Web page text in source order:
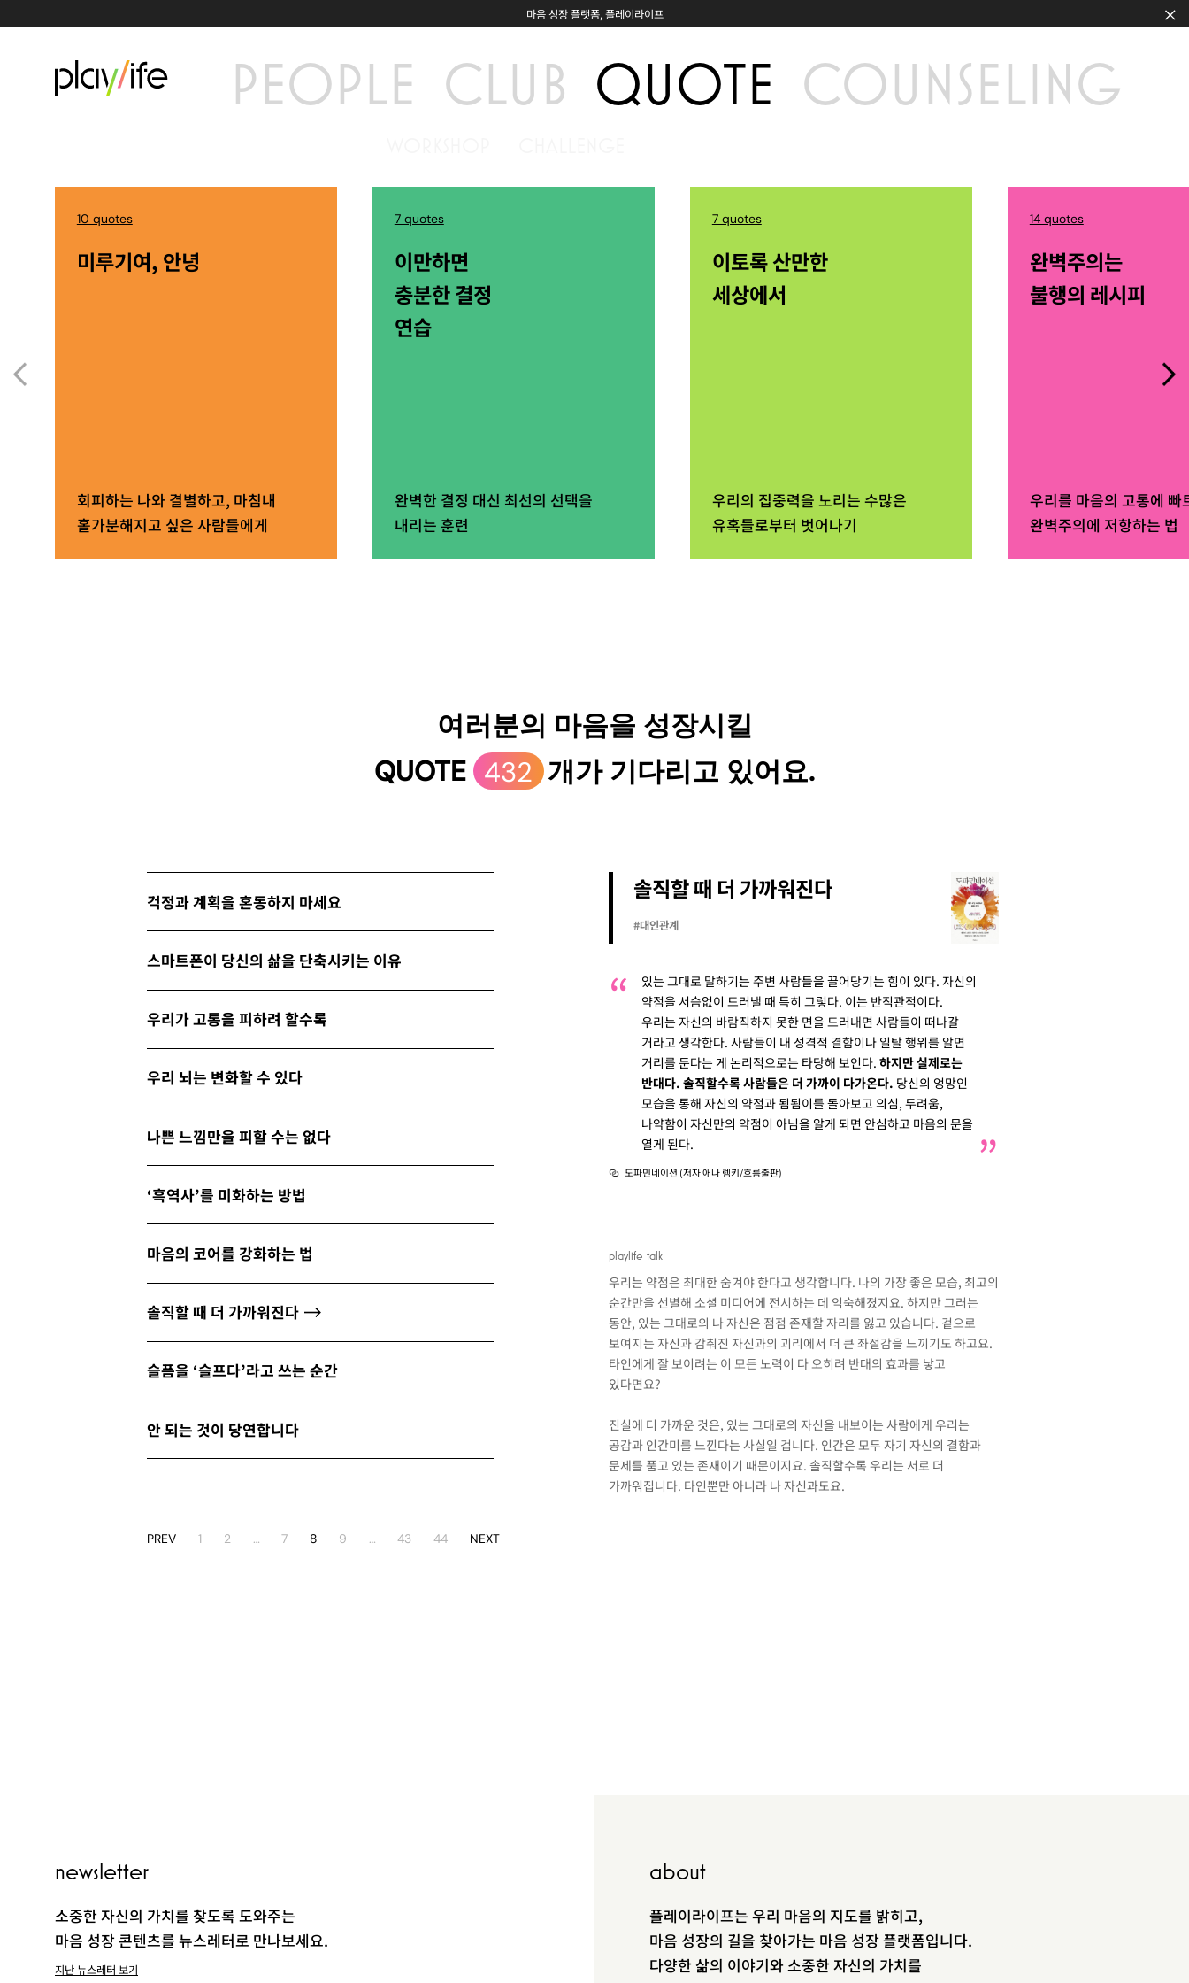
마음 성장 플랫폼, 플레이라이프
PEOPLE CLUB QUOTE COUNSELING
PEOPLE
CLUB
newsletter
소중한 자신의 가치를 찾도록 도와주는
10 quotes
미루기여, 안녕
회피하는 나와 결별하고, 마침내
홀가분해지고 싶은 사람들에게
7 quotes
이만하면
충분한 결정
연습
완벽한 결정 대신 최선의 선택을
내리는 훈련
7 quotes
이토록 산만한
세상에서
우리의 집중력을 노리는 수많은
유혹들로부터 벗어나기
14 quotes
완벽주의는
불행의 레시피
우리를 마음의 고통에 빠
완벽주의에 저항하는 법
여러분의 마음을 성장시킬
QUOTE 432 개가 기다리고 있어요.
걱정과 계획을 혼동하지 마세요
스마트폰이 당신의 삶을 단축시키는 이유
우리가 고통을 피하려 할수록
우리 뇌는 변화할 수 있다
나쁜 느낌만을 피할 수는 없다
‘흑역사’를 미화하는 방법
마음의 코어를 강화하는 법
솔직할 때 더 가까워진다
슬픔을 ‘슬프다’라고 쓰는 순간
안 되는 것이 당연합니다
솔직할 때 더 가까워진다
#대인관계
있는 그대로 말하기는 주변 사람들을 끌어당기는 힘이 있다. 자신의
약점을 서슴없이 드러낼 때 특히 그렇다. 이는 반직관적이다.
우리는 자신의 바람직하지 못한 면을 드러내면 사람들이 떠나갈
거라고 생각한다. 사람들이 내 성격적 결함이나 일탈 행위를 알면
거리를 둔다는 게 논리적으로는 타당해 보인다. 하지만 실제로는
반대다. 솔직할수록 사람들은 더 가까이 다가온다. 당신의 엉망인
모습을 통해 자신의 약점과 됨됨이를 돌아보고 의심, 두려움,
나약함이 자신만의 약점이 아님을 알게 되면 안심하고 마음의 문을
열게 된다.
도파민네이션 (저자 애나 렘키/흐름출판)
playlife talk
우리는 약점은 최대한 숨겨야 한다고 생각합니다. 나의 가장 좋은 모습, 최고의
순간만을 선별해 소셜 미디어에 전시하는 데 익숙해졌지요. 하지만 그러는
동안, 있는 그대로의 나 자신은 점점 존재할 자리를 잃고 있습니다. 겉으로
보여지는 자신과 감춰진 자신과의 괴리에서 더 큰 좌절감을 느끼기도 하고요.
타인에게 잘 보이려는 이 모든 노력이 다 오히려 반대의 효과를 낳고
있다면요?
진실에 더 가까운 것은, 있는 그대로의 자신을 내보이는 사람에게 우리는
공감과 인간미를 느낀다는 사실일 겁니다. 인간은 모두 자기 자신의 결함과
문제를 품고 있는 존재이기 때문이지요. 솔직할수록 우리는 서로 더
가까워집니다. 타인뿐만 아니라 나 자신과도요.
PREV 1 2 … 7 8 9 … 43 44 NEXT
newsletter
소중한 자신의 가치를 찾도록 도와주는
마음 성장 콘텐츠를 뉴스레터로 만나보세요.
지난 뉴스레터 보기
about
플레이라이프는 우리 마음의 지도를 밝히고,
마음 성장의 길을 찾아가는 마음 성장 플랫폼입니다.
다양한 삶의 이야기와 소중한 자신의 가치를